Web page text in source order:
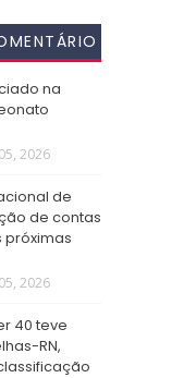
na
2026
de
de contas
2026
40 teve
RN,